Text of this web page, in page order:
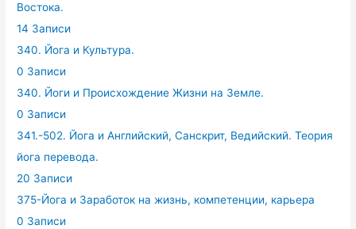
Востока.
14 Записи
340. Йога и Культура.
0 Записи
340. Йоги и Происхождение Жизни на Земле.
0 Записи
341.-502. Йога и Английский, Санскрит, Ведийский. Теория
йога перевода.
20 Записи
375-Йога и Заработок на жизнь, компетенции, карьера
0 Записи